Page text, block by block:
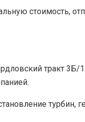
стоимость,
тракт 3Б/1
турбин,